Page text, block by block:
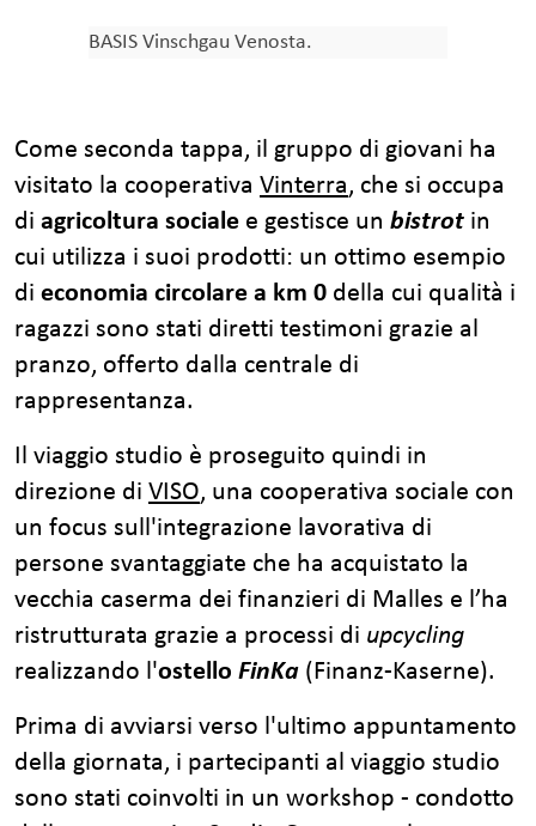
BASIS Vinschgau Venosta.
Come seconda tappa, il gruppo di giovani ha
visitato la cooperativa Vinterra, che si occupa
di agricoltura sociale e gestisce un bistrot in
cui utilizza i suoi prodotti: un ottimo esempio
di economia circolare a km 0 della cui qualità i
ragazzi sono stati diretti testimoni grazie al
pranzo, offerto dalla centrale di
rappresentanza.
Il viaggio studio è proseguito quindi in
direzione di VISO, una cooperativa sociale con
un focus sull'integrazione lavorativa di
persone svantaggiate che ha acquistato la
vecchia caserma dei finanzieri di Malles e l’ha
ristrutturata grazie a processi di upcycling
realizzando l'ostello FinKa (Finanz-Kaserne).
Prima di avviarsi verso l'ultimo appuntamento
della giornata, i partecipanti al viaggio studio
sono stati coinvolti in un workshop - condotto